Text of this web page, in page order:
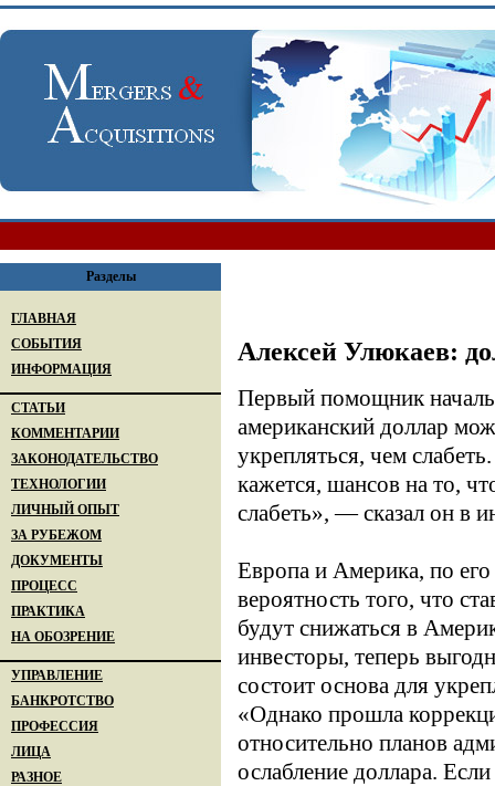
Разделы
ГЛАВНАЯ
СОБЫТИЯ
ИНФОРМАЦИЯ
СТАТЬИ
КОММЕНТАРИИ
ЗАКОНОДАТЕЛЬСТВО
ТЕХНОЛОГИИ
ЛИЧНЫЙ ОПЫТ
ЗА РУБЕЖОМ
ДОКУМЕНТЫ
ПРОЦЕСС
ПРАКТИКА
НА ОБОЗРЕНИЕ
УПРАВЛЕНИЕ
БАНКРОТСТВО
ПРОФЕССИЯ
ЛИЦА
РАЗНОЕ
Алексей Улюкаев:
Первый помощник
американский доллар
укрепляться, чем
кажется, шансов на то,
слабеть», — сказал он в
Европа и Америка, по его
вероятность того, что
будут снижаться в
инвесторы, теперь
состоит основа для
«Однако прошла
относительно планов
ослабление доллара.